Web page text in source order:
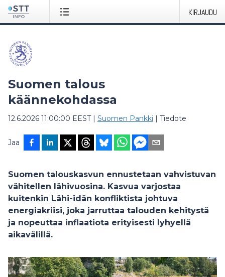
KIRJAUDU
Suomen talous
käännekohdassa
12.6.2026 11:00:00 EEST| Suomen Pankki | Tiedote
Jaa
Suomen talouskasvun ennustetaan vahvistuvan
vähitellen lähivuosina. Kasvua varjostaa
kuitenkin Lähi-idän konfliktista johtuva
energiakriisi, joka jarruttaa talouden kehitystä
ja nopeuttaa inflaatiota erityisesti lyhyellä
aikavälillä.